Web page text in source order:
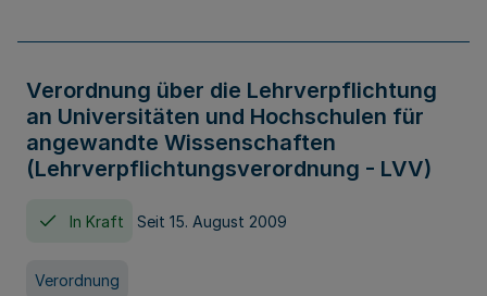
Verordnung über die Lehrverpflichtung
an Universitäten und Hochschulen für
angewandte Wissenschaften
(Lehrverpflichtungsverordnung - LVV)
In Kraft Seit 15. August 2009
Verordnung